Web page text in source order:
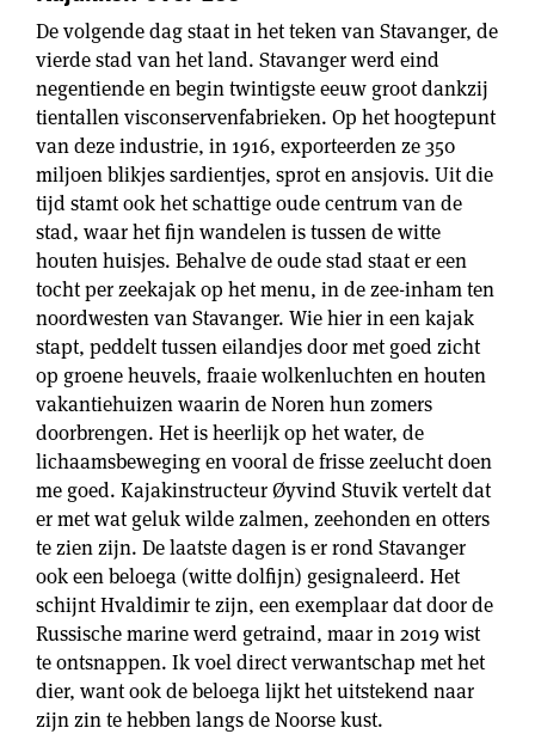
De volgende dag staat in het teken van Stavanger, de
vierde stad van het land. Stavanger werd eind
negentiende en begin twintigste eeuw groot dankzij
tientallen visconservenfabrieken. Op het hoogtepunt
van deze industrie, in 1916, exporteerden ze 350
miljoen blikjes sardientjes, sprot en ansjovis. Uit die
tijd stamt ook het schattige oude centrum van de
stad, waar het fijn wandelen is tussen de witte
houten huisjes. Behalve de oude stad staat er een
tocht per zeekajak op het menu, in de zee-inham ten
noordwesten van Stavanger. Wie hier in een kajak
stapt, peddelt tussen eilandjes door met goed zicht
op groene heuvels, fraaie wolkenluchten en houten
vakantiehuizen waarin de Noren hun zomers
doorbrengen. Het is heerlijk op het water, de
lichaamsbeweging en vooral de frisse zeelucht doen
me goed. Kajakinstructeur Øyvind Stuvik vertelt dat
er met wat geluk wilde zalmen, zeehonden en otters
te zien zijn. De laatste dagen is er rond Stavanger
ook een beloega (witte dolfijn) gesignaleerd. Het
schijnt Hvaldimir te zijn, een exemplaar dat door de
Russische marine werd getraind, maar in 2019 wist
te ontsnappen. Ik voel direct verwantschap met het
dier, want ook de beloega lijkt het uitstekend naar
zijn zin te hebben langs de Noorse kust.